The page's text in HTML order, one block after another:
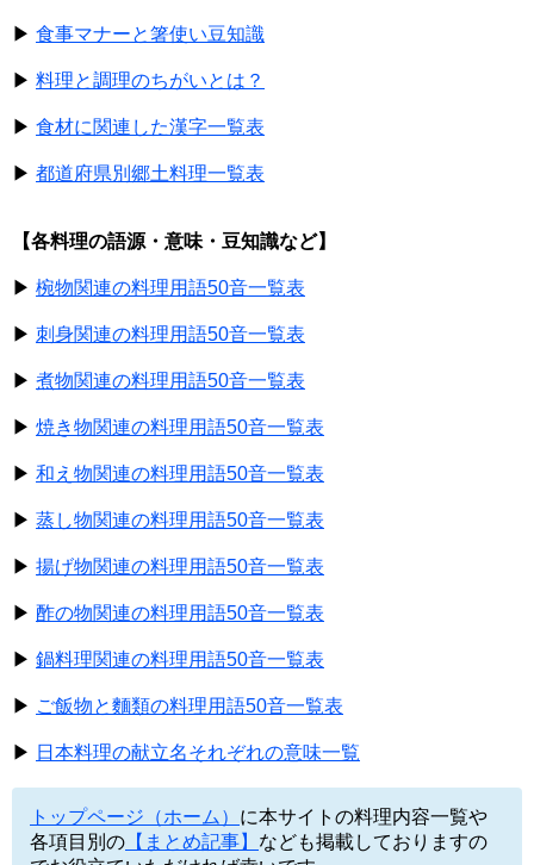
▶ 食事マナーと箸使い豆知識
▶ 料理と調理のちがいとは？
▶ 食材に関連した漢字一覧表
▶ 都道府県別郷土料理一覧表
【各料理の語源・意味・豆知識など】
▶ 椀物関連の料理用語50音一覧表
▶ 刺身関連の料理用語50音一覧表
▶ 煮物関連の料理用語50音一覧表
▶ 焼き物関連の料理用語50音一覧表
▶ 和え物関連の料理用語50音一覧表
▶ 蒸し物関連の料理用語50音一覧表
▶ 揚げ物関連の料理用語50音一覧表
▶ 酢の物関連の料理用語50音一覧表
▶ 鍋料理関連の料理用語50音一覧表
▶ ご飯物と麵類の料理用語50音一覧表
▶ 日本料理の献立名それぞれの意味一覧
トップページ（ホーム） に本サイトの料理内容一覧や
各項目別の 【まとめ記事】 なども掲載しておりますの